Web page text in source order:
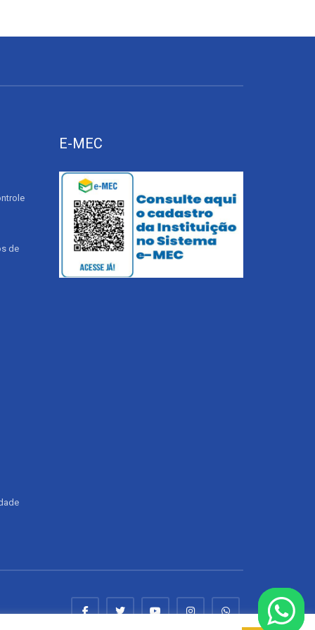
de
E-MEC